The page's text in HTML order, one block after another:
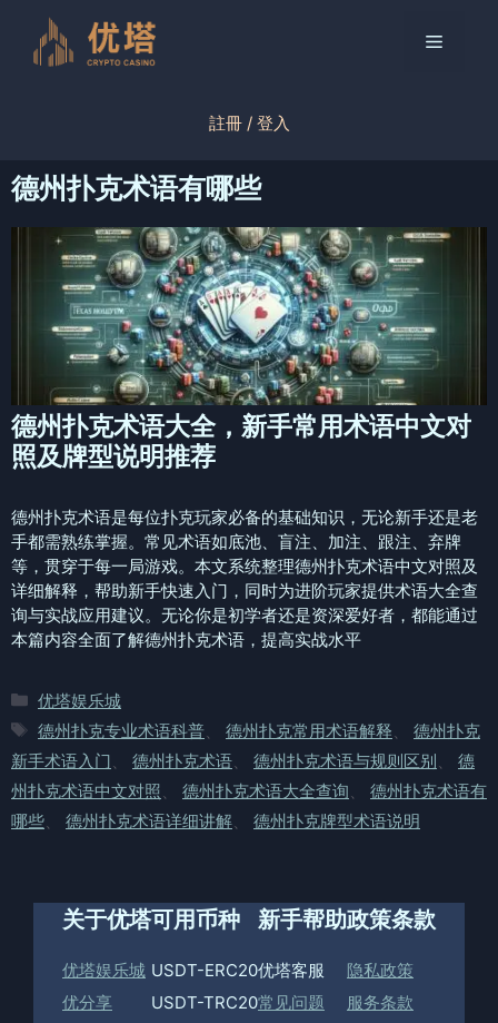
菜
註冊 / 登入
德州扑克术语有哪些
德州扑克术语大全，新手常用术语中文对
照及牌型说明推荐
德州扑克术语是每位扑克玩家必备的基础知识，无论新手还是老
手都需熟练掌握。常见术语如底池、盲注、加注、跟注、弃牌
等，贯穿于每一局游戏。本文系统整理德州扑克术语中文对照及
详细解释，帮助新手快速入门，同时为进阶玩家提供术语大全查
询与实战应用建议。无论你是初学者还是资深爱好者，都能通过
本篇内容全面了解德州扑克术语，提高实战水平
分
类
优塔娱乐城
标
签
德州扑克专业术语科普 德州扑克常用术语解释
德州扑克
新手术语入门
德州扑克术语 德州扑克术语与规则区别
德
州扑克术语中文对照
德州扑克术语大全查询
德州扑克术语有
哪些
德州扑克术语详细讲解 德州扑克牌型术语说明
关于优塔
优塔娱乐城
优分享
可用币种
USDT-ERC20
USDT-TRC20
新手帮助
优塔客服
常见问题
政策条款
隐私政策
服务条款